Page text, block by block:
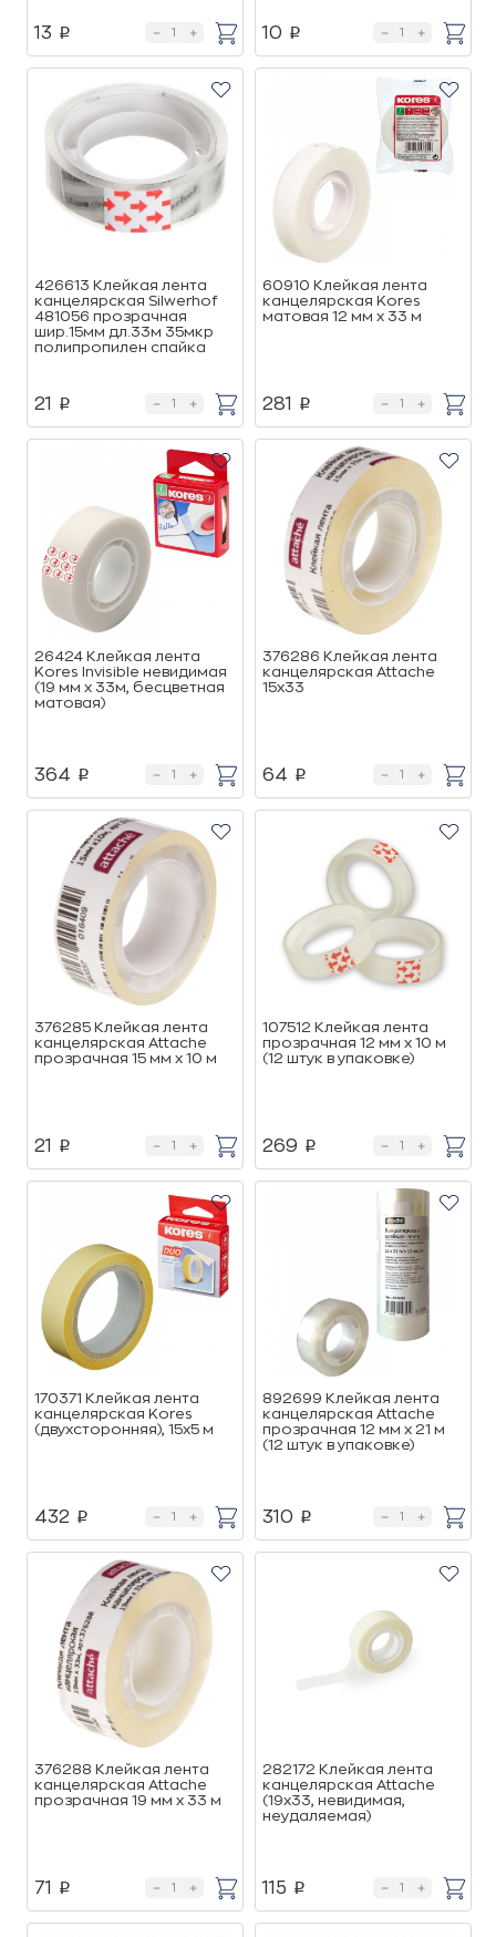
13 p 10 p
426613 Клейкая лента
канцелярская Silwerhof
481056 прозрачная
шир.15мм дл.33м 35мкр
полипропилен спайка
21 p
60910 Клейкая лента
канцелярская Kores
матовая 12 мм x 33 м
281 p
26424 Клейкая лента
Kores Invisible невидимая
(19 мм х 33м, бесцветная
матовая)
364 p
376286 Клейкая лента
канцелярская Attache
15х33
64 p
376285 Клейкая лента
канцелярская Attache
прозрачная 15 мм x 10 м
21 p
107512 Клейкая лента
прозрачная 12 мм x 10 м
(12 штук в упаковке)
269 p
170371 Клейкая лента
канцелярская Kores
(двухсторонняя), 15х5 м
432 p
892699 Клейкая лента
канцелярская Attache
прозрачная 12 мм x 21 м
(12 штук в упаковке)
310 p
376288 Клейкая лента
канцелярская Attache
прозрачная 19 мм x 33 м
71 p
282172 Клейкая лента
канцелярская Attache
(19x33, невидимая,
неудаляемая)
115 p